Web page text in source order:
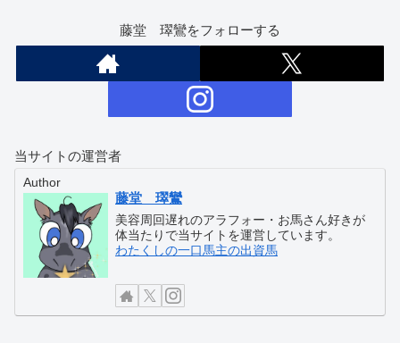
藤堂 璻鸞をフォローする
当サイトの運営者
Author
藤堂 璻鸞
美容周回遅れのアラフォー・お馬さん好きが
体当たりで当サイトを運営しています。
わたくしの一口馬主の出資馬